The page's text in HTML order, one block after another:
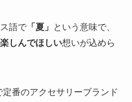
語で「夏」
という意味で、
しんでほしい想いが込めら
番のアクセサリーブランド